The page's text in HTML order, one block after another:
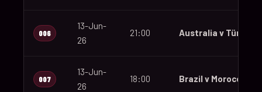
006
13-Jun-
26
21:00 Australia v Türkiye
007
13-Jun-
26
18:00 Brazil v Morocco